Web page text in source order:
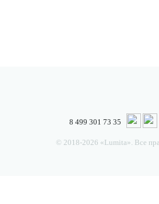
© 2018-2026 «Lumita». Все
8 499 301 73 35